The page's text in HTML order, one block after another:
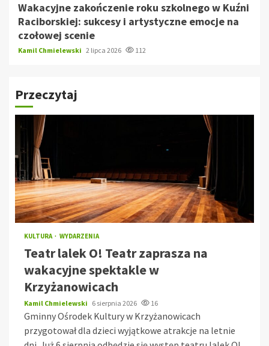
Wakacyjne zakończenie roku szkolnego w Kuźni
Raciborskiej: sukcesy i artystyczne emocje na
czołowej scenie
Kamil Chmielewski 2 lipca 2026 112
Przeczytaj
KULTURA WYDARZENIA
Teatr lalek O! Teatr zaprasza na
wakacyjne spektakle w
Krzyżanowicach
Kamil Chmielewski 6 sierpnia 2026 16
Gminny Ośrodek Kultury w Krzyżanowicach
przygotował dla dzieci wyjątkowe atrakcje na letnie